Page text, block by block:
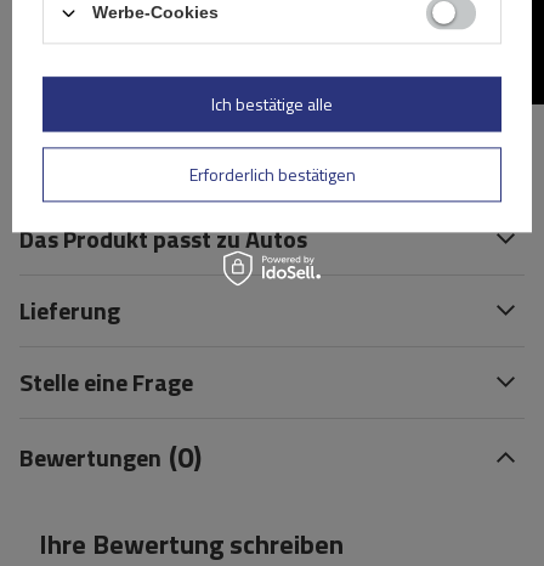
Das Produkt passt zu Autos
Lieferung
Stelle eine Frage
Bewertungen (0)
Ihre Bewertung schreiben
Werbe-Cookies
Erforderlich bestätigen
Ich bestätige alle